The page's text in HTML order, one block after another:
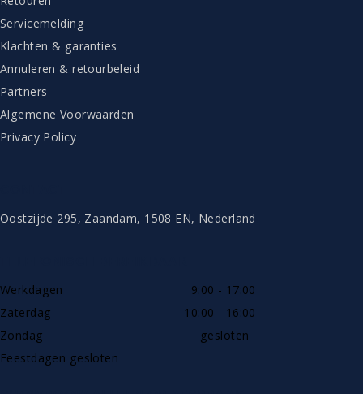
Servicemelding
Klachten & garanties
Annuleren & retourbeleid
Partners
Algemene Voorwaarden
Privacy Policy
Oostzijde 295, Zaandam, 1508 EN, Nederland
Werkdagen
9:00 - 17:00
Zaterdag
10:00 - 16:00
Zondag
gesloten
Feestdagen gesloten